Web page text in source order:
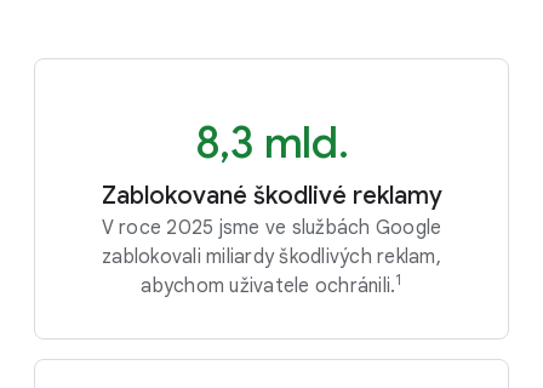
8,3 mld.
Zablokované škodlivé reklamy
V roce 2025 jsme ve službách Google
zablokovali miliardy škodlivých reklam,
abychom uživatele ochránili.1